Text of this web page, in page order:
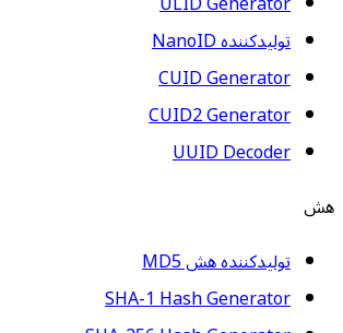
تولیدکننده NanoID
CUID Generator
CUID2 Generator
UUID Decoder
هش
تولیدکننده هش MD5
SHA-1 Hash Generator